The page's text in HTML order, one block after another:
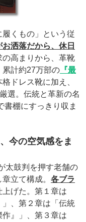
くもの」という従
お洒落だから、休日
の高まりから、革靴
計約27万部の 『最
ドレス靴に加え、
選。伝統と革新の名
書棚にすっきり収ま
今の空気感をま
太鼓判を押す老舗の
立て構成。 各ブラ
上げた。第１章は
」、第２章は「伝統
』」、第３章は